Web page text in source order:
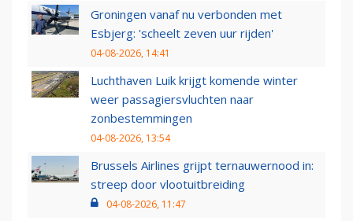
Groningen vanaf nu verbonden met
Esbjerg: 'scheelt zeven uur rijden'
04-08-2026, 14:41
Luchthaven Luik krijgt komende winter
weer passagiersvluchten naar
zonbestemmingen
04-08-2026, 13:54
Brussels Airlines grijpt ternauwernood in:
streep door vlootuitbreiding
04-08-2026, 11:47